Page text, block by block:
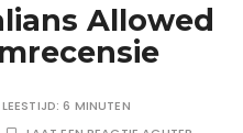
Allowed
LEESTIJD:6 MINUTEN